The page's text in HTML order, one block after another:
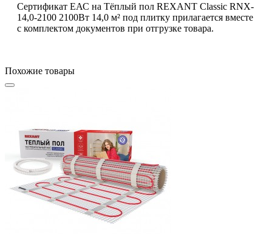
Сертификат ЕАС на Тёплый пол REXANT Classic RNX-
14,0-2100 2100Вт 14,0 м² под плитку прилагается вместе
с комплектом документов при отгрузке товара.
Похожие товары